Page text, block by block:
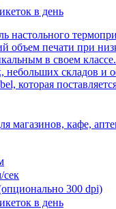
в день
настольного
объем печати при
в своем
небольших складов и
которая
сек
300 dpi)
в день